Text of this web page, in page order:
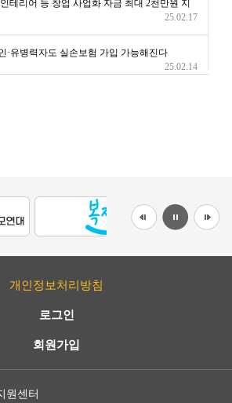
테리어 등 창업 사업화 자금 최대 2천만원 지
25.02.17
·유병력자도 실손보험 가입 가능해진다
25.02.14
개인정보처리방침
로그인
회원가입
원센터